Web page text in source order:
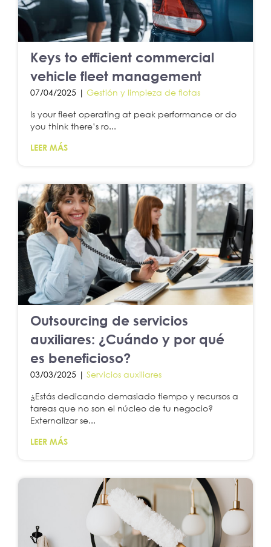
Keys to efficient commercial
vehicle fleet management
07/04/2025 | Gestión y limpieza de flotas
Is your fleet operating at peak performance or do
you think there’s ro...
LEER MÁS
Outsourcing de servicios
auxiliares: ¿Cuándo y por qué
es beneficioso?
03/03/2025 | Servicios auxiliares
¿Estás dedicando demasiado tiempo y recursos a
tareas que no son el núcleo de tu negocio?
Externalizar se...
LEER MÁS